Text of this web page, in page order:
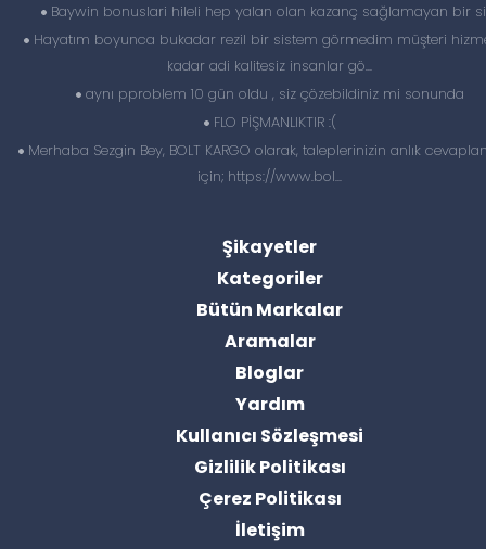
Baywin bonuslari hileli hep yalan olan kazanç sağlamayan bir
Hayatım boyunca bukadar rezil bir sistem görmedim müşteri
kadar adi kalitesiz insanlar gö...
aynı pproblem 10 gün oldu , siz çözebildiniz mi sonunda
FLO PİŞMANLIKTIR :(
Merhaba Sezgin Bey, BOLT KARGO olarak, taleplerinizin anlık
için; https://www.bol...
Şikayetler
Kategoriler
Bütün Markalar
Aramalar
Bloglar
Yardım
Kullanıcı Sözleşmesi
Gizlilik Politikası
Çerez Politikası
İletişim